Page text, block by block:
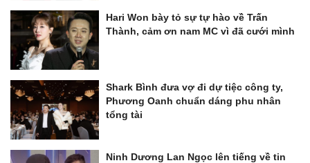
Hari Won bày tỏ sự tự hào về Trấn
Thành, cảm ơn nam MC vì đã cưới mình
Shark Bình đưa vợ đi dự tiệc công ty,
Phương Oanh chuẩn dáng phu nhân
tổng tài
Ninh Dương Lan Ngọc lên tiếng về tin